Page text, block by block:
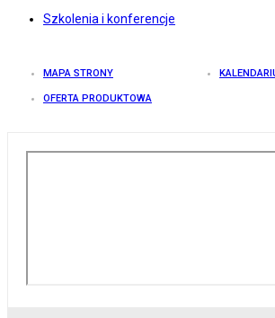
Szkolenia i konferencje
MAPA STRONY
OFERTA PRODUKTOWA